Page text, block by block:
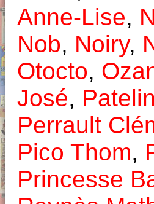
Anne-Lise,
Nob, Noiry,
Otocto,
José, Patelin
Perrault
Pico Thom,
Princesse